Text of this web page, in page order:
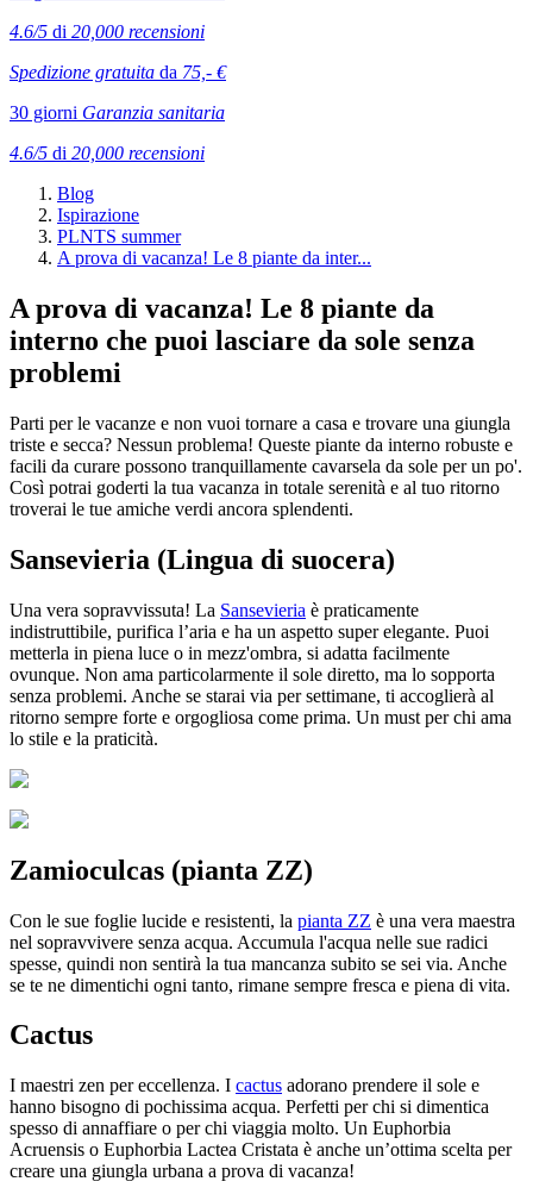
4.6/5 di 20,000 recensioni
Spedizione gratuita da 75,- €
30 giorni Garanzia sanitaria
4.6/5 di 20,000 recensioni
Blog
Ispirazione
PLNTS summer
A prova di vacanza! Le 8 piante da inter...
A prova di vacanza! Le 8 piante da
interno che puoi lasciare da sole senza
problemi
Parti per le vacanze e non vuoi tornare a casa e trovare una giungla
triste e secca? Nessun problema! Queste piante da interno robuste e
facili da curare possono tranquillamente cavarsela da sole per un po'.
Così potrai goderti la tua vacanza in totale serenità e al tuo ritorno
troverai le tue amiche verdi ancora splendenti.
Sansevieria (Lingua di suocera)
Una vera sopravvissuta! La Sansevieria è praticamente
indistruttibile, purifica l’aria e ha un aspetto super elegante. Puoi
metterla in piena luce o in mezz'ombra, si adatta facilmente
ovunque. Non ama particolarmente il sole diretto, ma lo sopporta
senza problemi. Anche se starai via per settimane, ti accoglierà al
ritorno sempre forte e orgogliosa come prima. Un must per chi ama
lo stile e la praticità.
Zamioculcas (pianta ZZ)
Con le sue foglie lucide e resistenti, la pianta ZZ è una vera maestra
nel sopravvivere senza acqua. Accumula l'acqua nelle sue radici
spesse, quindi non sentirà la tua mancanza subito se sei via. Anche
se te ne dimentichi ogni tanto, rimane sempre fresca e piena di vita.
Cactus
I maestri zen per eccellenza. I cactus adorano prendere il sole e
hanno bisogno di pochissima acqua. Perfetti per chi si dimentica
spesso di annaffiare o per chi viaggia molto. Un Euphorbia
Acruensis o Euphorbia Lactea Cristata è anche un’ottima scelta per
creare una giungla urbana a prova di vacanza!